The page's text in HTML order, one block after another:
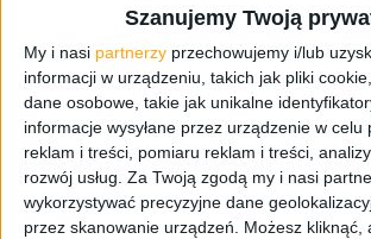
Szanujemy Twoją
My i nasi partnerzy przechowujemy i/lub
informacji w urządzeniu, takich jak pliki
dane osobowe, takie jak unikalne
informacje wysyłane przez urządzenie w celu
reklam i treści, pomiaru reklam i treści,
rozwój usług. Za Twoją zgodą my i nasi
wykorzystywać precyzyjne dane
przez skanowanie urządzeń. Możesz kliknąć,